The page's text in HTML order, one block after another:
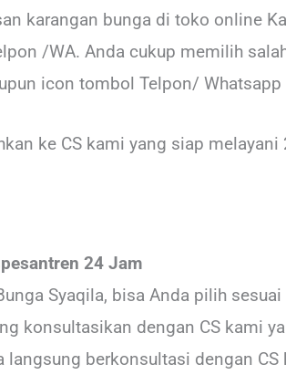
karangan bunga di toko online
/WA. Anda cukup memilih
icon tombol Telpon/
ke CS kami yang siap melayani
24 Jam
Syaqila, bisa Anda pilih
konsultasikan dengan CS kami
langsung berkonsultasi dengan CS